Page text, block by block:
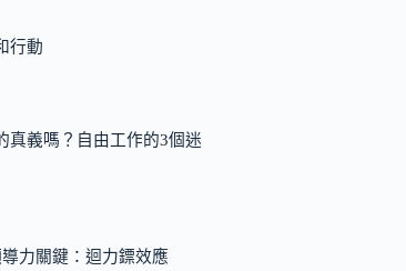
行動
真義嗎？自由工作的3個迷
力關鍵：迴力鏢效應